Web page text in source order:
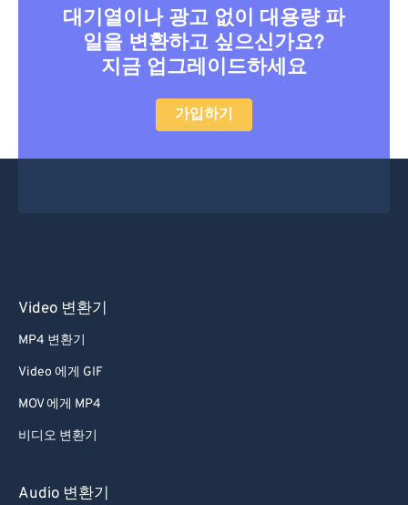
대기열이나 광고 없이 대용량 파
일을 변환하고 싶으신가요?
지금 업그레이드하세요
가입하기
Video 변환기
MP4 변환기
Video 에게 GIF
MOV 에게 MP4
비디오 변환기
Audio 변환기